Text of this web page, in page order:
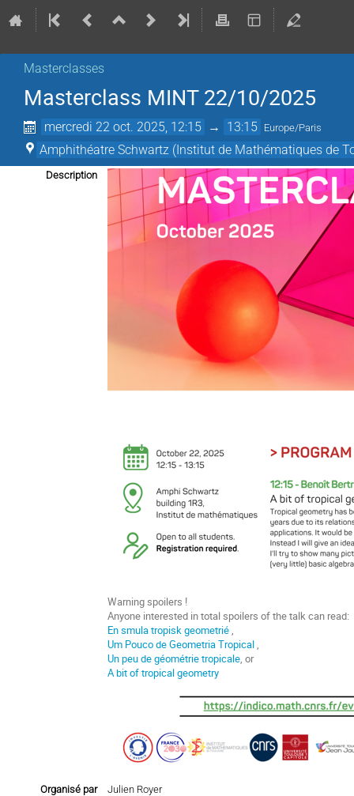
Masterclasses
Masterclass MINT 22/10/2025
mercredi 22 oct. 2025, 12:15 → 13:15 Europe/Paris
Amphithéatre Schwartz (Institut de Mathématiques de
Description
Warning spoilers !
Anyone interested in total spoilers of the talk can read:
En smula tropisk geometrié,
Um Pouco de Geometria Tropical,
Un peu de géométrie tropicale, or
A bit of tropical geometry
Organisé par
Julien Royer